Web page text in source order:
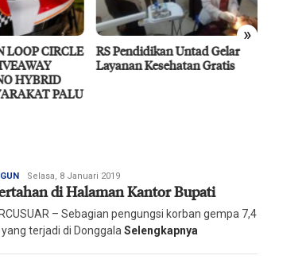
»
Gelar
Gratis
Didukung MIND ID, PT Vale
Percepat Pengembangan
Redaksi
Harian
Mercusuar
Selasa, 8 Januari 2019
di Halaman Kantor Bupati
– Sebagian pengungsi korban gempa 7,4
terjadi di Donggala Selengkapnya